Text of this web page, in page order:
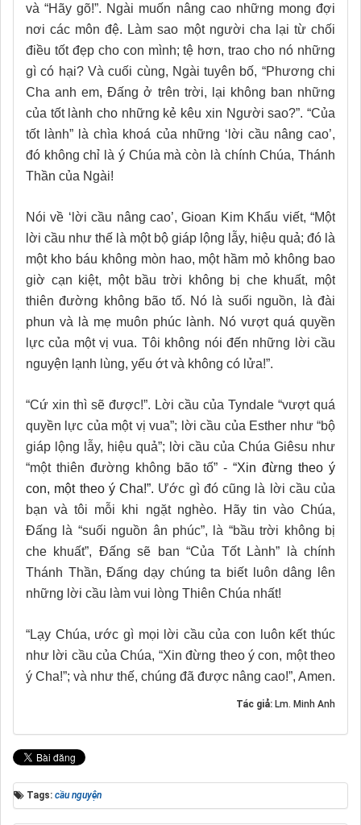
và “Hãy gõ!”. Ngài muốn nâng cao những mong đợi
nơi các môn đệ. Làm sao một người cha lại từ chối
điều tốt đẹp cho con mình; tệ hơn, trao cho nó những
gì có hại? Và cuối cùng, Ngài tuyên bố, “Phương chi
Cha anh em, Đấng ở trên trời, lại không ban những
của tốt lành cho những kẻ kêu xin Người sao?”. “Của
tốt lành” là chìa khoá của những ‘lời cầu nâng cao’,
đó không chỉ là ý Chúa mà còn là chính Chúa, Thánh
Thần của Ngài!
Nói về ‘lời cầu nâng cao’, Gioan Kim Khẩu viết, “Một
lời cầu như thế là một bộ giáp lộng lẫy, hiệu quả; đó là
một kho báu không mòn hao, một hầm mỏ không bao
giờ cạn kiệt, một bầu trời không bị che khuất, một
thiên đường không bão tố. Nó là suối nguồn, là đài
phun và là mẹ muôn phúc lành. Nó vượt quá quyền
lực của một vị vua. Tôi không nói đến những lời cầu
nguyện lạnh lùng, yếu ớt và không có lửa!”.
“Cứ xin thì sẽ được!”. Lời cầu của Tyndale “vượt quá
quyền lực của một vị vua”; lời cầu của Esther như “bộ
giáp lộng lẫy, hiệu quả”; lời cầu của Chúa Giêsu như
“một thiên đường không bão tố” -“Xin đừng theo ý
con, một theo ý Cha!”. Ước gì đó cũng là lời cầu của
bạn và tôi mỗi khi ngặt nghèo. Hãy tin vào Chúa,
Đấng là “suối nguồn ân phúc”, là “bầu trời không bị
che khuất”, Đấng sẽ ban “Của Tốt Lành” là chính
Thánh Thần, Đấng dạy chúng ta biết luôn dâng lên
những lời cầu làm vui lòng Thiên Chúa nhất!
“Lạy Chúa, ước gì mọi lời cầu của con luôn kết thúc
như lời cầu của Chúa, “Xin đừng theo ý con, một theo
ý Cha!”; và như thế, chúng đã được nâng cao!”, Amen.
Tác giả: Lm. Minh Anh
Tags: cầu nguyện